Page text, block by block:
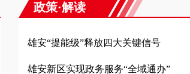
政策·解读
雄安“提能级”释放四大关键信号
雄安新区实现政务服务“全域通办”